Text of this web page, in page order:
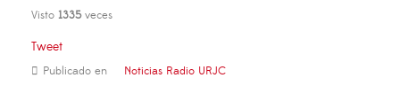
Visto 1335veces
Tweet
Publicado en Noticias Radio URJC